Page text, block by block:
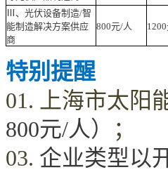
Ⅲ、光伏设备制造/智
能制造解决方案供应
商
800元/人
特别提醒
01. 上海市太阳
800元/人）
；
03. 企业类型以